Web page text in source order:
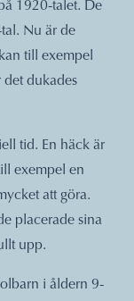
1920-talet. De
Nu är de
till exempel
dukades
tid. En häck är
exempel en
att göra.
placerade sina
upp.
i åldern 9-